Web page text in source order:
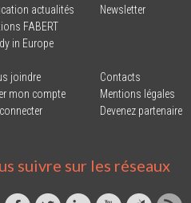
actualités
FABERT
in Europe
Newsletter
joindre
mon compte
Contacts
Mentions légales
Devenez partenaire
suivre sur les réseaux